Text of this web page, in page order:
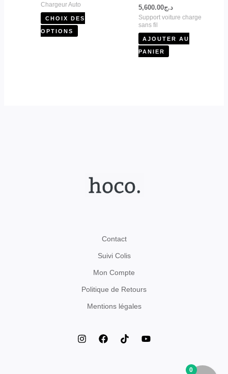
Chargeur Auto
CHOIX DES
OPTIONS
la
page
du
د.ج5,600.00
Support voiture charge
sans fil
AJOUTER AU
PANIER
Contact
Suivi Colis
Mon Compte
Politique de Retours
Mentions légales
0